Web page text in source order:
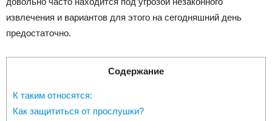
извлечения и вариантов для этого на сегодняшний день
предостаточно.
Содержание
К таким относятся:
Как защититься от прослушки?